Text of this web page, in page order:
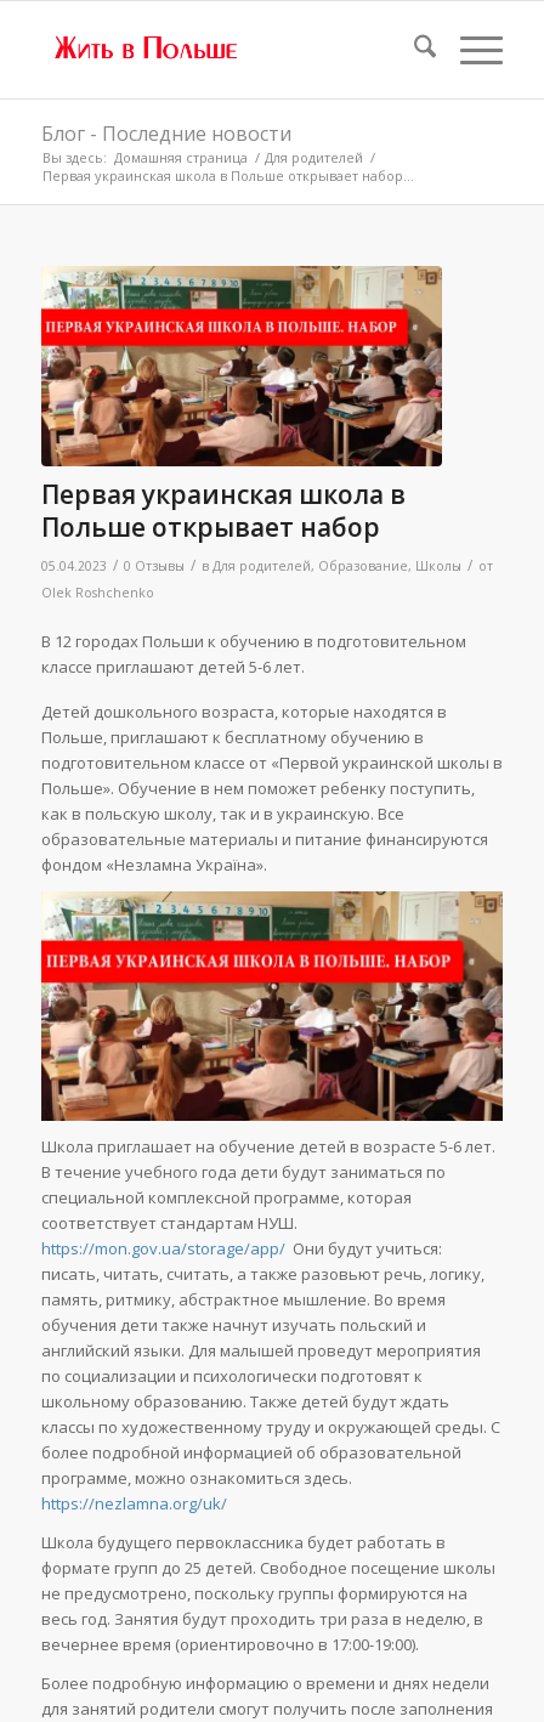
Блог - Последние новости
Вы здесь: Домашняя страница / Для родителей /
Первая украинская школа в Польше открывает набор...
Первая украинская школа в
Польше открывает набор
05.04.2023 / 0 Отзывы / в Для родителей, Образование, Школы / от
Olek Roshchenko
В 12 городах Польши к обучению в подготовительном
классе приглашают детей 5-6 лет.
Детей дошкольного возраста, которые находятся в
Польше, приглашают к бесплатному обучению в
подготовительном классе от «Первой украинской школы в
Польше». Обучение в нем поможет ребенку поступить,
как в польскую школу, так и в украинскую. Все
образовательные материалы и питание финансируются
фондом «Незламна Україна».
Школа приглашает на обучение детей в возрасте 5-6 лет.
В течение учебного года дети будут заниматься по
специальной комплексной программе, которая
соответствует стандартам НУШ.
https://mon.gov.ua/storage/app/Они будут учиться:
писать, читать, считать, а также разовьют речь, логику,
память, ритмику, абстрактное мышление. Во время
обучения дети также начнут изучать польский и
английский языки. Для малышей проведут мероприятия
по социализации и психологически подготовят к
школьному образованию. Также детей будут ждать
классы по художественному труду и окружающей среды. С
более подробной информацией об образовательной
программе, можно ознакомиться здесь.
https://nezlamna.org/uk/
Школа будущего первоклассника будет работать в
формате групп до 25 детей. Свободное посещение школы
не предусмотрено, поскольку группы формируются на
весь год. Занятия будут проходить три раза в неделю, в
вечернее время (ориентировочно в 17:00-19:00).
Более подробную информацию о времени и днях недели
для занятий родители смогут получить после заполнения